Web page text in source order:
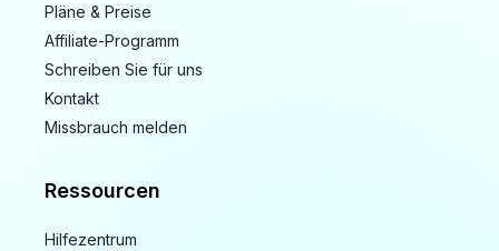
Pläne & Preise
Affiliate-Programm
Schreiben Sie für uns
Kontakt
Missbrauch melden
Ressourcen
Hilfezentrum